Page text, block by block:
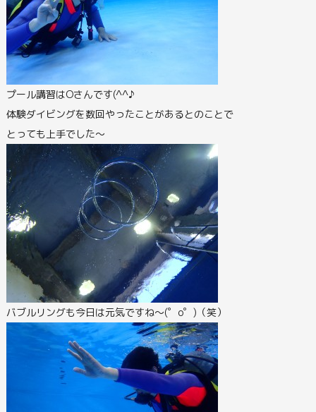
プール講習はOさんです(^^♪
体験ダイビングを数回やったことがあるとのことで
とっても上手でした～
バブルリングも今日は元気ですね～(゜o゜)（笑）